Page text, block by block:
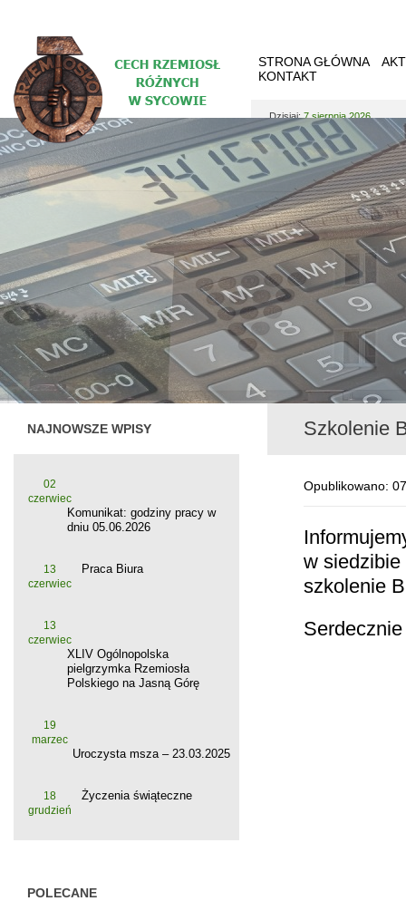
STRONA GŁÓWNA
KONTAKT
Dzisiaj:7 sierpnia 2026
NAJNOWSZE WPISY
02
czerwiec
Komunikat: godziny pracy w
dniu 05.06.2026
13
czerwiec
Praca Biura
13
czerwiec
XLIV Ogólnopolska
pielgrzymka Rzemiosła
Polskiego na Jasną Górę
19
marzec
Uroczysta msza – 23.03.2025
18
grudzień
Życzenia świąteczne
POLECANE
Szkolenie
Opublikowano:
w siedzibie
szkolenie